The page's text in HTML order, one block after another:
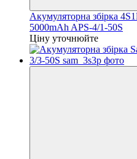
Акумуляторна збірка
5000mAh APS-4/1-50S
Ціну уточнюйте